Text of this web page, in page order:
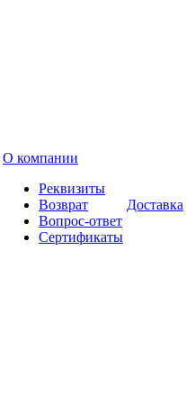
О компании
Реквизиты
Возврат
Вопрос-ответ
Сертификаты
Доставка